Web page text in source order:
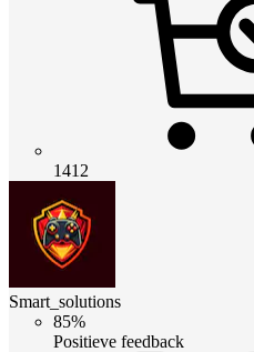
1412
Smart_solutions
85%
Positieve feedback